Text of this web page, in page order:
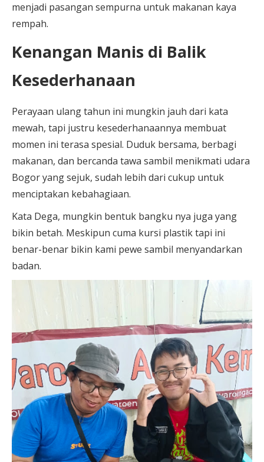
menjadi pasangan sempurna untuk makanan kaya
rempah.
Kenangan Manis di Balik
Kesederhanaan
Perayaan ulang tahun ini mungkin jauh dari kata
mewah, tapi justru kesederhanaannya membuat
momen ini terasa spesial. Duduk bersama, berbagi
makanan, dan bercanda tawa sambil menikmati udara
Bogor yang sejuk, sudah lebih dari cukup untuk
menciptakan kebahagiaan.
Kata Dega, mungkin bentuk bangku nya juga yang
bikin betah. Meskipun cuma kursi plastik tapi ini
benar-benar bikin kami pewe sambil menyandarkan
badan.